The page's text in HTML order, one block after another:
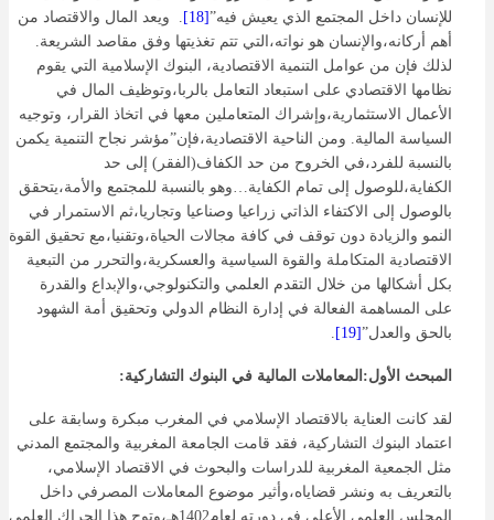
للإنسان داخل المجتمع الذي يعيش فيه”[18]
. ويعد المال والاقتصاد من
أهم أركانه،والإنسان هو نواته،التي تتم تغذيتها وفق مقاصد الشريعة.
لذلك فإن من عوامل التنمية الاقتصادية، البنوك الإسلامية التي يقوم
نظامها الاقتصادي على استبعاد التعامل بالربا،وتوظيف المال في
الأعمال الاستثمارية،وإشراك المتعاملين معها في اتخاذ القرار، وتوجيه
السياسة المالية. ومن الناحية الاقتصادية،فإن”مؤشر نجاح التنمية يكمن
بالنسبة للفرد،في الخروح من حد الكفاف(الفقر) إلى حد
الكفاية،للوصول إلى تمام الكفاية…وهو بالنسبة للمجتمع والأمة،يتحقق
بالوصول إلى الاكتفاء الذاتي زراعيا وصناعيا وتجاريا،ثم الاستمرار في
النمو والزيادة دون توقف في كافة مجالات الحياة،وتقنيا،مع تحقيق القوة
الاقتصادية المتكاملة والقوة السياسية والعسكرية،والتحرر من التبعية
بكل أشكالها من خلال التقدم العلمي والتكنولوجي،والإبداع والقدرة
على المساهمة الفعالة في إدارة النظام الدولي وتحقيق أمة الشهود
بالحق والعدل”[19]
المبحث الأول:المعاملات المالية في البنوك التشاركية:
لقد كانت العناية بالاقتصاد الإسلامي في المغرب مبكرة وسابقة على
اعتماد البنوك التشاركية، فقد قامت الجامعة المغربية والمجتمع المدني
مثل الجمعية المغربية للدراسات والبحوث في الاقتصاد الإسلامي،
بالتعريف به ونشر قضاياه،وأثير موضوع المعاملات المصرفي داخل
المجلس العلمي الأعلى في دورته لعام1402هـ،وتوج هذا الحراك العلمي